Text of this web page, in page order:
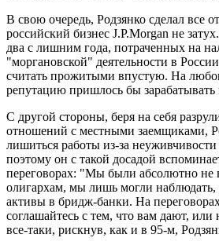
В свою очередь, Родзянко сделал все
российский бизнес J.P.Morgan не
два с лишним года, потраченных на
"моргановской" деятельности в
считать прожитыми впустую. На
репутацию пришлось бы зарабатывать
С другой стороны, беря на себя
отношений с местными заемщиками,
лишиться работы из-за
поэтому он с такой досадой
переговорах: "Мы были абсолютно не
олигархам, мы лишь могли наблюдать,
активы в бридж-банки. На
соглашайтесь с тем, что вам дают,
все-таки, рискнув, как и в 95-м,